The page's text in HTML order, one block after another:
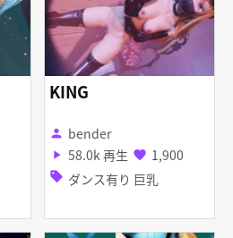
KING
person bender
play_arrow 58.0k 再生 favorite 1,900
sell ダンス有り 巨乳